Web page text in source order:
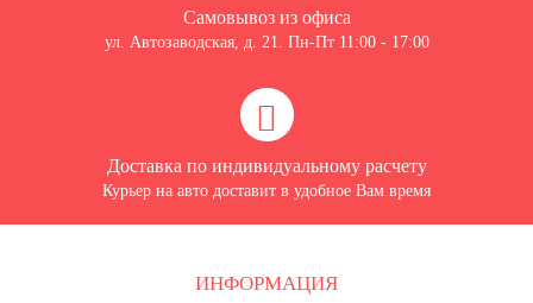
Самовывоз из офиса
ул. Автозаводская, д. 21. Пн-Пт 11:00 - 17:00
Доставка по индивидуальному расчету
Курьер на авто доставит в удобное Вам время
ИНФОРМАЦИЯ